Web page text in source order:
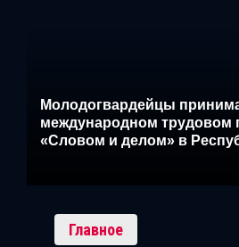
Молодогвардейцы
международном трудовом
«Словом и делом» в
Главное